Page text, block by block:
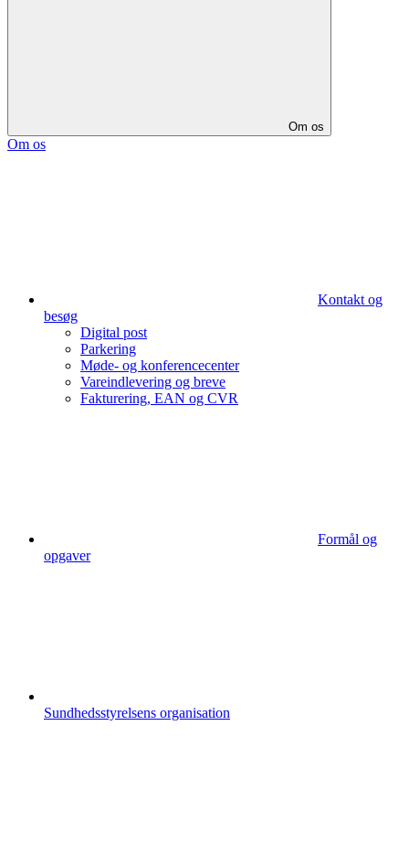
Om os
Om os
Kontakt og
besøg
Digital post
Parkering
Møde- og konferencecenter
Vareindlevering og breve
Fakturering, EAN og CVR
Formål og
opgaver
Sundhedsstyrelsens organisation